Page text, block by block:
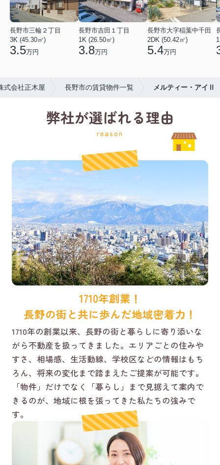
長野市三輪２丁目
3K (45.30㎡)
3.5万円
長野市吉田１丁目
1K (26.50㎡)
3.8万円
長野市大字稲葉中千田
2DK (50.42㎡)
5.4万円
式会社正木屋 長野市の賃貸物件一覧 メルティー・アイⅡ
弊社が選ばれる理由
reason
1710年創業！
長野の街と共に歩んだ地域密着力！
1710年の創業以来、長野の街と暮らしに寄り添いな
がら不動産を扱ってきました。エリアごとの住みや
すさ、相場感、生活動線、学校区などの情報はもち
ろん、将来の変化まで踏まえたご提案が可能です。
「物件」だけでなく「暮らし」まで見据えて案内で
きるのが、地域に根を張ってきた私たちの強みで
す。